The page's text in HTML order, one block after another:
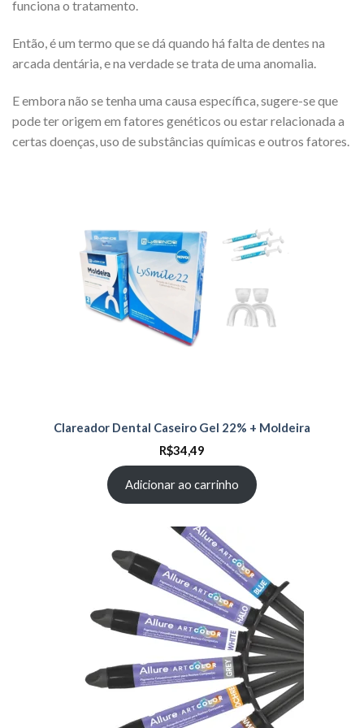
funciona o tratamento.
Então, é um termo que se dá quando há falta de dentes na
arcada dentária, e na verdade se trata de uma anomalia.
E embora não se tenha uma causa específica, sugere-se que
pode ter origem em fatores genéticos ou estar relacionada a
certas doenças, uso de substâncias químicas e outros fatores.
Clareador Dental Caseiro Gel 22% + Moldeira
R$34,49
Adicionar ao carrinho